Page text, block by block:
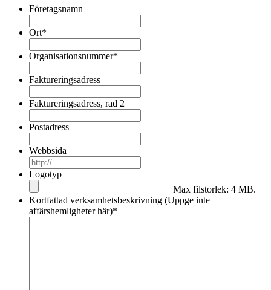
Företagsnamn
Ort*
Organisationsnummer*
Faktureringsadress
Faktureringsadress, rad 2
Postadress
Webbsida
Logotyp
Max filstorlek: 4 MB.
Kortfattad verksamhetsbeskrivning (Uppge inte
affärshemligheter här)*